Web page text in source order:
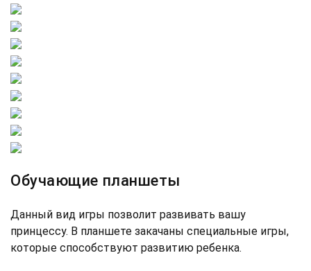
Обучающие планшеты
Данный вид игры позволит развивать вашу
принцессу. В планшете закачаны специальные игры,
которые способствуют развитию ребенка.